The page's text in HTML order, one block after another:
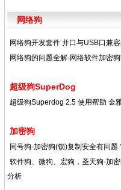
网络狗
网络狗开发套件 并口与USB口兼
网络狗的问题全解-网络软件加密
超级狗SuperDog
超级狗Superdog 2.5 使用帮助 金
加密狗
同号狗-加密狗(锁)复制安全有问题
软件狗、微狗、宏狗，圣天狗-加
分析